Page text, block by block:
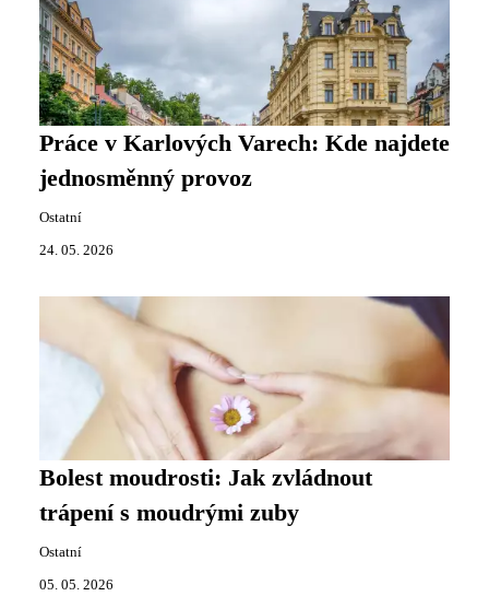
Práce v Karlových Varech: Kde najdete
jednosměnný provoz
Ostatní
24. 05. 2026
Bolest moudrosti: Jak zvládnout
trápení s moudrými zuby
Ostatní
05. 05. 2026